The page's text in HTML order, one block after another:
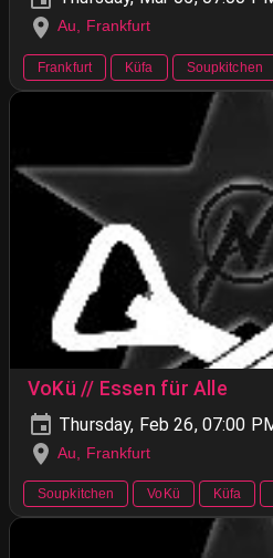
Au, Frankfurt
Frankfurt Küfa Soupkitchen
VoKü // Essen für Alle
Thursday, Feb 26, 07:00
Au, Frankfurt
Soupkitchen VoKü Küfa